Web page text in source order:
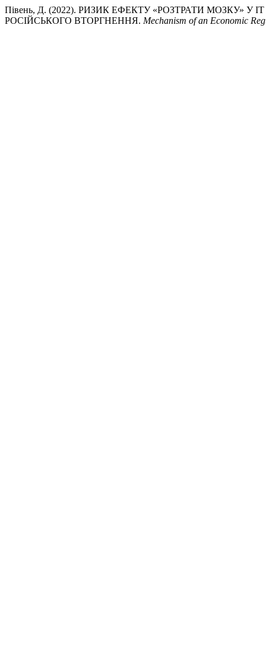
Півень, Д. (2022). РИЗИК ЕФЕКТУ «РОЗТРАТИ МОЗКУ»
РОСІЙСЬКОГО ВТОРГНЕННЯ. Mechanism of an Economic